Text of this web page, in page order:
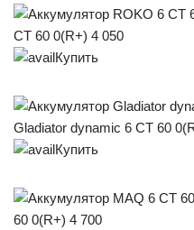
СТ 60 0(R+) 4 050
Купить
Gladiator dynamic 6 СТ 60
Купить
60 0(R+) 4 700